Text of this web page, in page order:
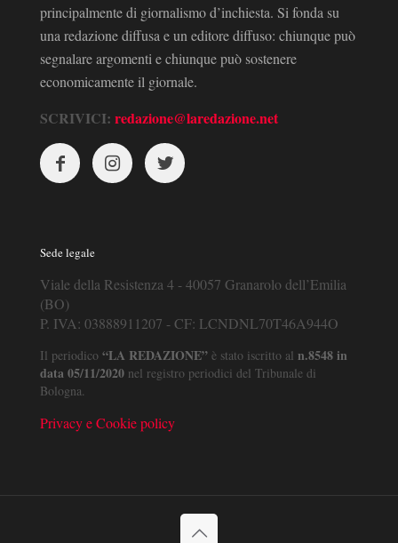
principalmente di giornalismo d’inchiesta. Si fonda su
una redazione diffusa e un editore diffuso: chiunque può
segnalare argomenti e chiunque può sostenere
economicamente il giornale.
SCRIVICI: redazione@laredazione.net
Sede legale
Viale della Resistenza 4 - 40057 Granarolo dell’Emilia
(BO)
P. IVA: 03888911207 - CF: LCNDNL70T46A944O
Il periodico “LA REDAZIONE” è stato iscritto al n.8548 in
data 05/11/2020 nel registro periodici del Tribunale di
Bologna.
Privacy e Cookie policy